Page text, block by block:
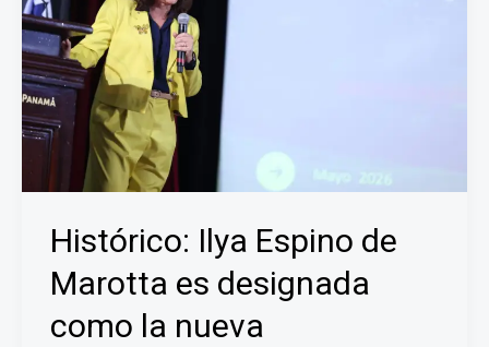
Histórico: Ilya Espino de
Marotta es designada
como la nueva